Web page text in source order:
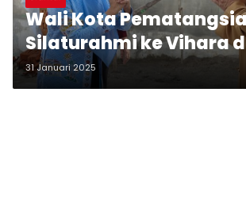
Wali Kota
Silaturahmi ke Vihara
Rangka Tahun Baru
31 Januari 2025